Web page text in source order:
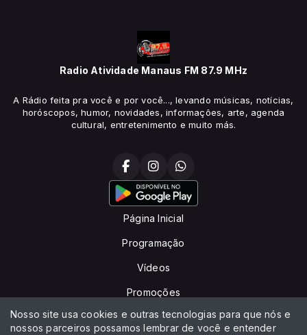
Radio Atividade Manaus FM 87.9 MHz
A Rádio feita pra você e por você..., levando músicas, notícias,
horóscopos, humor, novidades, informações, arte, agenda
cultural, entretenimento e muito más.
Página Inicial
Programação
Vídeos
Promoções
Locutores
Nosso site usa cookies e outras tecnologias para que nós e
nossos parceiros possamos lembrar de você e entender